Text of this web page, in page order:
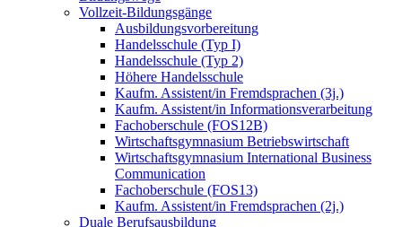
Vollzeit-Bildungsgänge
Ausbildungsvorbereitung
Handelsschule (Typ I)
Handelsschule (Typ 2)
Höhere Handelsschule
Kaufm. Assistent/in­ Fremdsprachen (3j.)
Kaufm. Assistent/in Informationsverarbeitung
Fachoberschule (FOS12B)
Wirtschaftsgymnasium Betriebswirtschaft
Wirtschaftsgymnasium International Business
Communication
Fachoberschule (FOS13)
Kaufm. Assistent/in Fremdsprachen (2j.)
Duale Berufsausbildung